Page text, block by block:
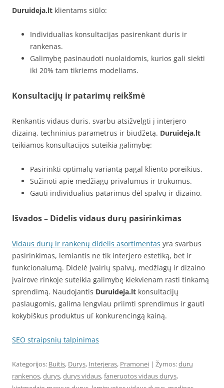
Duruideja.lt klientams siūlo:
Individualias konsultacijas pasirenkant duris ir
rankenas.
Galimybę pasinaudoti nuolaidomis, kurios gali siekti
iki 20% tam tikriems modeliams.
Konsultacijų ir patarimų reikšmė
Renkantis vidaus duris, svarbu atsižvelgti į interjero
dizainą, techninius parametrus ir biudžetą. Duruideja.lt
teikiamos konsultacijos suteikia galimybę:
Pasirinkti optimalų variantą pagal kliento poreikius.
Sužinoti apie medžiagų privalumus ir trūkumus.
Gauti individualius patarimus dėl spalvų ir dizaino.
Išvados – Didelis vidaus durų pasirinkimas
Vidaus durų ir rankenų didelis asortimentas yra svarbus
pasirinkimas, lemiantis ne tik interjero estetiką, bet ir
funkcionalumą. Didelė įvairių spalvų, medžiagų ir dizaino
įvairove rinkoje suteikia galimybę kiekvienam rasti tinkamą
sprendimą. Naudojantis Duruideja.lt konsultacijų
paslaugomis, galima lengviau priimti sprendimus ir gauti
kokybiškus produktus uſ konkurencingą kainą.
SEO straipsnių talpinimas
Kategorijos: Buitis, Durys, Interjeras, Pramonei | Žymos:durų
rankenos,durys,durys vidaus,faneruotos vidaus durys,